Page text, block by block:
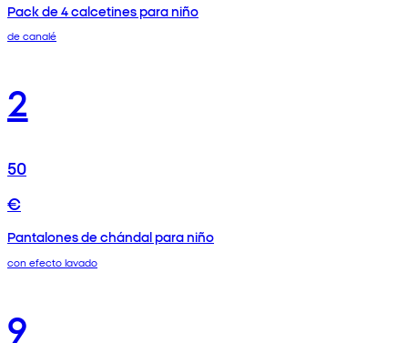
Pack de 4 calcetines para niño
de canalé
2
50
€
Pantalones de chándal para niño
con efecto lavado
9